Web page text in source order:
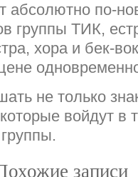
абсолютно по-
группы ТИК,
хора и бек-
не только
войдут в
записи